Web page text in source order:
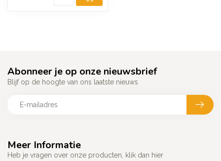
Meer Informatie
Heb je vragen over onze producten, klik dan hier
Abonneer je op onze nieuwsbrief
Blijf op de hoogte van ons laatste nieuws